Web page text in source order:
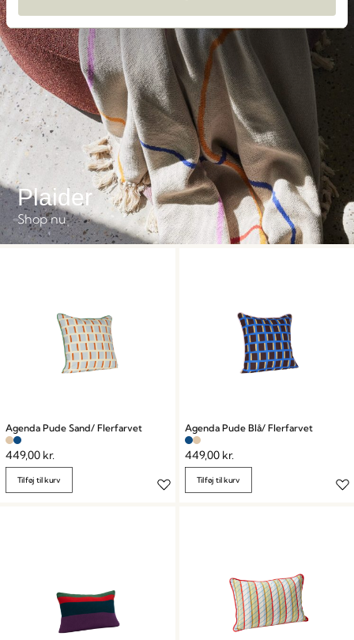
Plaider
Shop nu
Agenda Pude Sand/ Flerfarvet
449,00 kr.
Tilføj til kurv
Agenda Pude Blå/ Flerfarvet
449,00 kr.
Tilføj til kurv